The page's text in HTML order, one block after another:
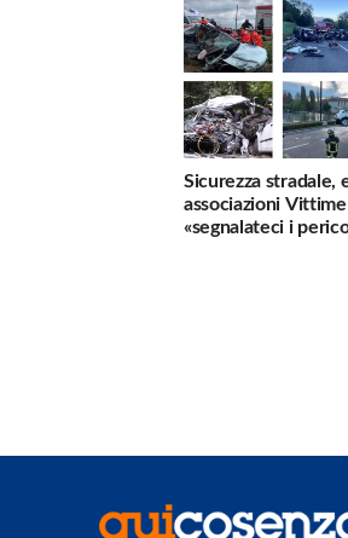
Sicurezza stradale,
associazioni
«segnalateci i